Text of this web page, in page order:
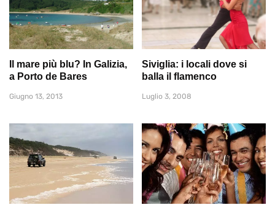
Il mare più blu? In Galizia,
a Porto de Bares
Giugno 13, 2013
Siviglia: i locali dove si
balla il flamenco
Luglio 3, 2008